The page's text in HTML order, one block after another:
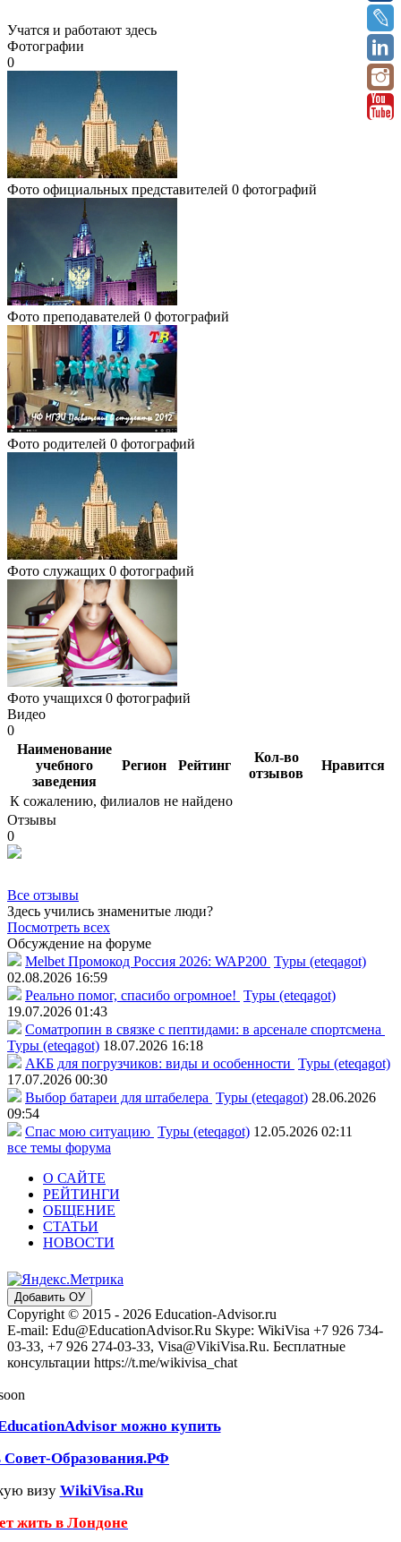
Учатся и работают здесь
Фотографии
0
Фото официальных представителей 0 фотографий
Фото преподавателей 0 фотографий
Фото родителей 0 фотографий
Фото служащих 0 фотографий
Фото учащихся 0 фотографий
Видео
0
Наименование
учебного
заведения
Регион Рейтинг
Кол-во
отзывов
Нравится
К сожалению, филиалов не найдено
Отзывы
0
Все отзывы
Здесь учились знаменитые люди?
Посмотреть всех
Обсуждение на форуме
Melbet Промокод Россия 2026: WAP200 Туры (eteqagot)
02.08.2026 16:59
Реально помог, спасибо огромное! Туры (eteqagot)
19.07.2026 01:43
Соматропин в связке с пептидами: в арсенале спортсмена
Туры (eteqagot) 18.07.2026 16:18
АКБ для погрузчиков: виды и особенности Туры (eteqagot)
17.07.2026 00:30
Выбор батареи для штабелера Туры (eteqagot) 28.06.2026
09:54
Спас мою ситуацию Туры (eteqagot) 12.05.2026 02:11
все темы форума
О САЙТЕ
РЕЙТИНГИ
ОБЩЕНИЕ
СТАТЬИ
НОВОСТИ
Добавить ОУ
Copyright © 2015 - 2026 Education-Advisor.ru
E-mail: Edu@EducationAdvisor.Ru Skype: WikiVisa +7 926 734-
03-33, +7 926 274-03-33, Visa@VikiVisa.Ru. Бесплатные
консультации https://t.me/wikivisa_chat
можно купить
Совет-Образования.РФ
визу WikiVisa.Ru
жить в Лондоне